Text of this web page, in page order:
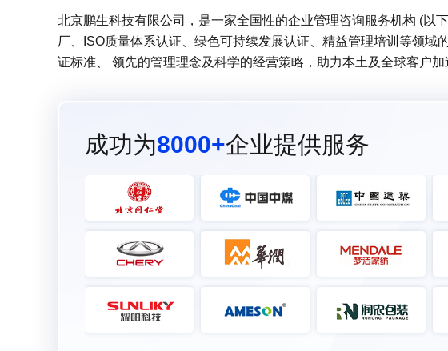
北京鹏生科技有限公司，是一家全国性的企业管理咨询服务机构 (以
厂、ISO质量体系认证、绿色可持续发展认证、精益管理培训等领域
证标准、 领先的管理理念及科学的经营策略，助力本土及全球客户加
成功为8000+企业提供服务